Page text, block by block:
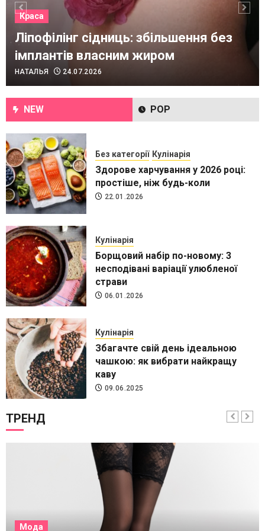
Краса
Ліпофілінг сідниць: збільшення без
імплантів власним жиром
НАТАЛЬЯ 24.07.2026
NEW POP
13.05.2025
Кулінарія
Торт в українському стилі: цікаві
Без категорії Кулінарія
Здорове харчування у 2026 році:
простіше, ніж будь-коли
22.01.2026
Кулінарія
Борщовий набір по-новому: 3
несподівані варіації улюбленої
страви
06.01.2026
Кулінарія
Збагачте свій день iдеальною
чашкою: як вибрати найкращу
каву
09.06.2025
Крафтовий шоколад від Healthy
Choice
13.05.2025
Кулінарія
ТРЕНД
Мода